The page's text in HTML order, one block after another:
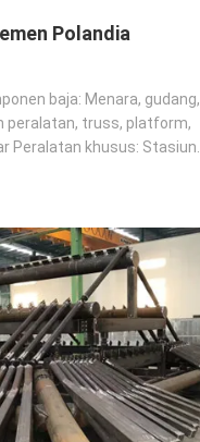
Polandia
baja: Menara, gudang,
peralatan, truss, platform,
Peralatan khusus: Stasiun